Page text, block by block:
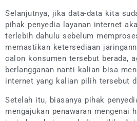
Selanjutnya, jika data-data kita
pihak penyedia layanan internet
terlebih dahulu sebelum
memastikan ketersediaan
calon konsumen tersebut berada,
berlangganan nanti kalian bisa
internet yang kalian pilih tersebut
Setelah itu, biasanya pihak
mengajukan penawaran mengenai